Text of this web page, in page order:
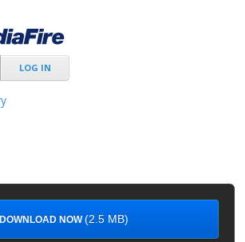
LOG IN
DOWNLOAD NOW(2.5 MB)